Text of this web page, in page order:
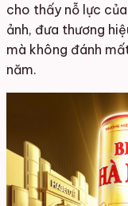
cho thấy nỗ lực
ảnh, đưa thương
mà không đánh
năm.